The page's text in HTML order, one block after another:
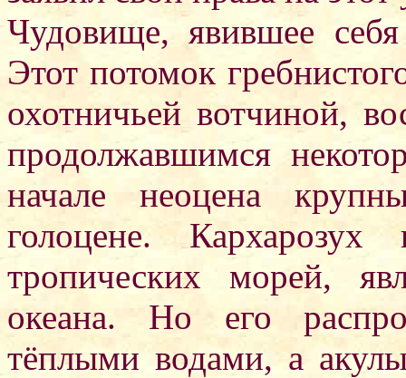
Чудовище, явившее себя
Этот потомок
охотничьей вотчиной,
продолжавшимся
начале неоцена
голоцене.
тропических морей,
океана. Но его
тёплыми водами, а